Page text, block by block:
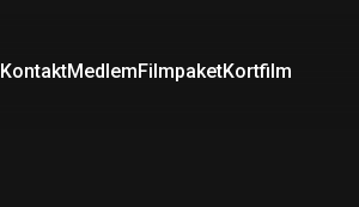
KontaktMedlemFilmpaketKortfilm